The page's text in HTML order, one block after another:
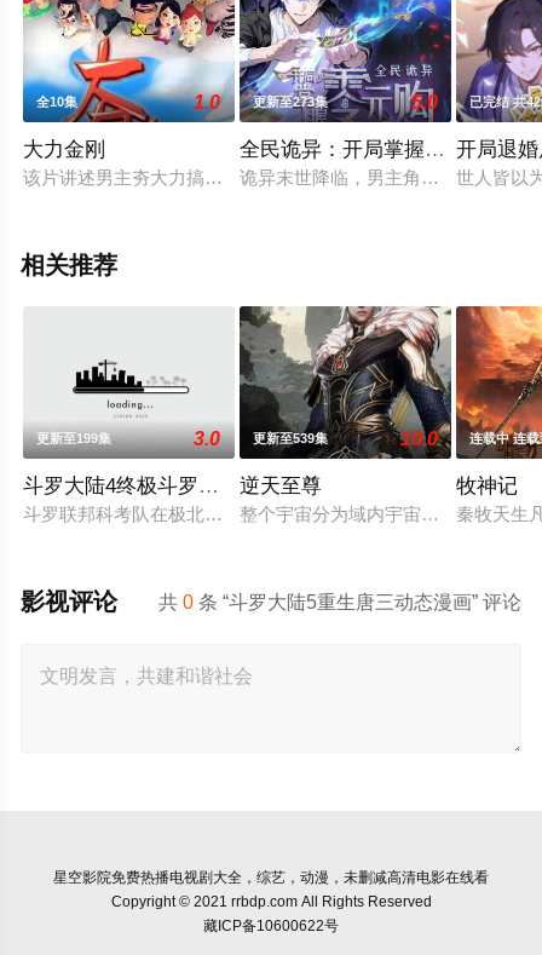
全10集 1.0
大力金刚
该片讲述男主夯大力搞笑的吊丝生活。
更新至273集 5.0
全民诡异：开局掌握零元购动态
诡异末世降临，男主角陈木携万亿诡
已完结 共
开局退
世人皆以
相关推荐
更新至199集 3.0
斗罗大陆4终极斗罗动态漫画
斗罗联邦科考队在极北之地发现了一枚蛋，蛋里孵化出了一个
更新至539集 10.0
逆天至尊
整个宇宙分为域内宇宙和域外宇宙，
连载中 连
牧神记
秦牧天生
共0 条 “斗罗大陆5重生唐三动态漫画” 评论
影视评论
星空影院免费热播电视剧大全，综艺，动漫，未删减高清电影在线看
Copyright © 2021 rrbdp.com All Rights Reserved
藏ICP备10600622号